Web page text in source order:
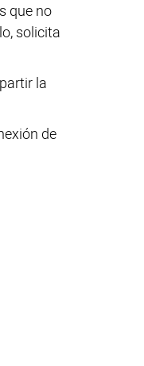
que no
solicita
la
de